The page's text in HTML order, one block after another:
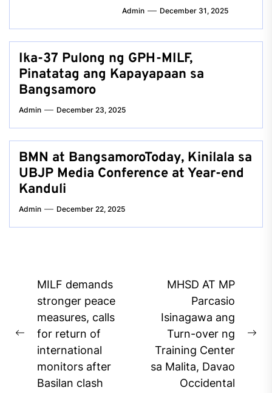
Admin December 31, 2025
Ika-37 Pulong ng GPH-MILF,
Pinatatag ang Kapayapaan sa
Bangsamoro
Admin December 23, 2025
BMN at BangsamoroToday, Kinilala sa
UBJP Media Conference at Year-end
Kanduli
Admin December 22, 2025
Post
navigation
Previous
post:
MILF demands
stronger peace
measures, calls
for return of
international
monitors after
Basilan clash
MHSD AT MP
Parcasio
Isinagawa ang
Turn-over ng
Training Center
sa Malita, Davao
Occidental